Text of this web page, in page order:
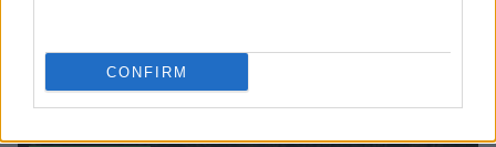
CONFIRM
Filiera del grano duro in crisi: produzione record ma
redditività a rischio
Andrea Innocenti · 7 Ago 2026